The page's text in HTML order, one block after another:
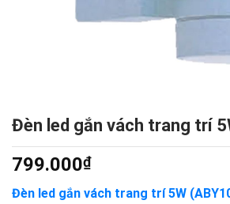
Đèn led gắn vách trang trí
799.000₫
Đèn led gắn vách trang trí 5W